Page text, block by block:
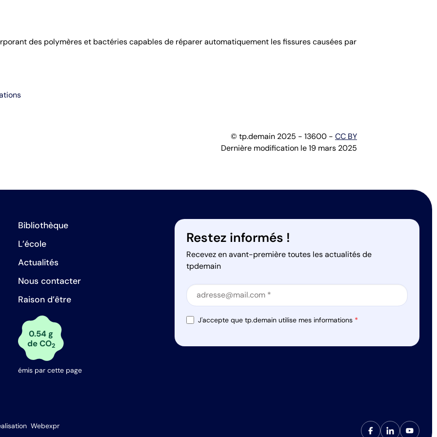
des polymères et bactéries capables de réparer automatiquement les fissures causées par
© tp.demain 2025 - 13600 - CC BY
Dernière modification le 19 mars 2025
Bibliothèque
L’école
Actualités
Nous contacter
Raison d’être
0.54 g
de CO2
émis par cette page
Restez informés !
Recevez en avant-première toutes les actualités de
tpdemain
Section
Section
J'accepte que tp.demain utilise mes informations *
Webexpr